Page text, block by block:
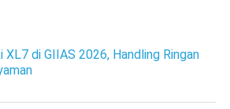
XL7 di GIIAS 2026, Handling Ringan